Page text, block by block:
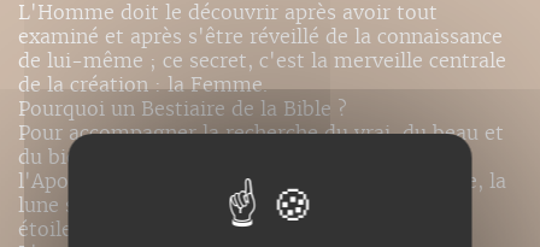
L'Homme doit le découvrir après avoir tout
examiné et après s'être réveillé de la connaissance
de lui-même ; ce secret, c'est la merveille centrale
de la création : la Femme.
Pourquoi un Bestiaire de la Bible ?
Pour accompagner la recherche du vrai, du beau et
du bien jusque en son ultime dévoilement dans
l'Apocalypse : la Femme que le soleil enveloppe, la
lune sous les pieds, la tête couronnée de douze
étoiles.